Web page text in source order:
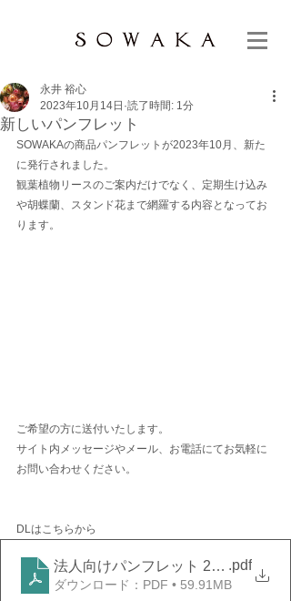
新しいパンフレット
永井 裕心
2023年10月14日 読了時間: 1分
SOWAKAの商品パンフレットが2023年10月、新た
に発行されました。
観葉植物リースのご案内だけでなく、定期生け込み
や胡蝶蘭、スタンド花まで網羅する内容となってお
ります。
ご希望の方に送付いたします。
サイト内メッセージやメール、お電話にてお気軽に
お問い合わせください。
DLはこちらから
法人向けパンフレット 2023年10月
.pdf
ダウンロード：PDF • 59.91MB